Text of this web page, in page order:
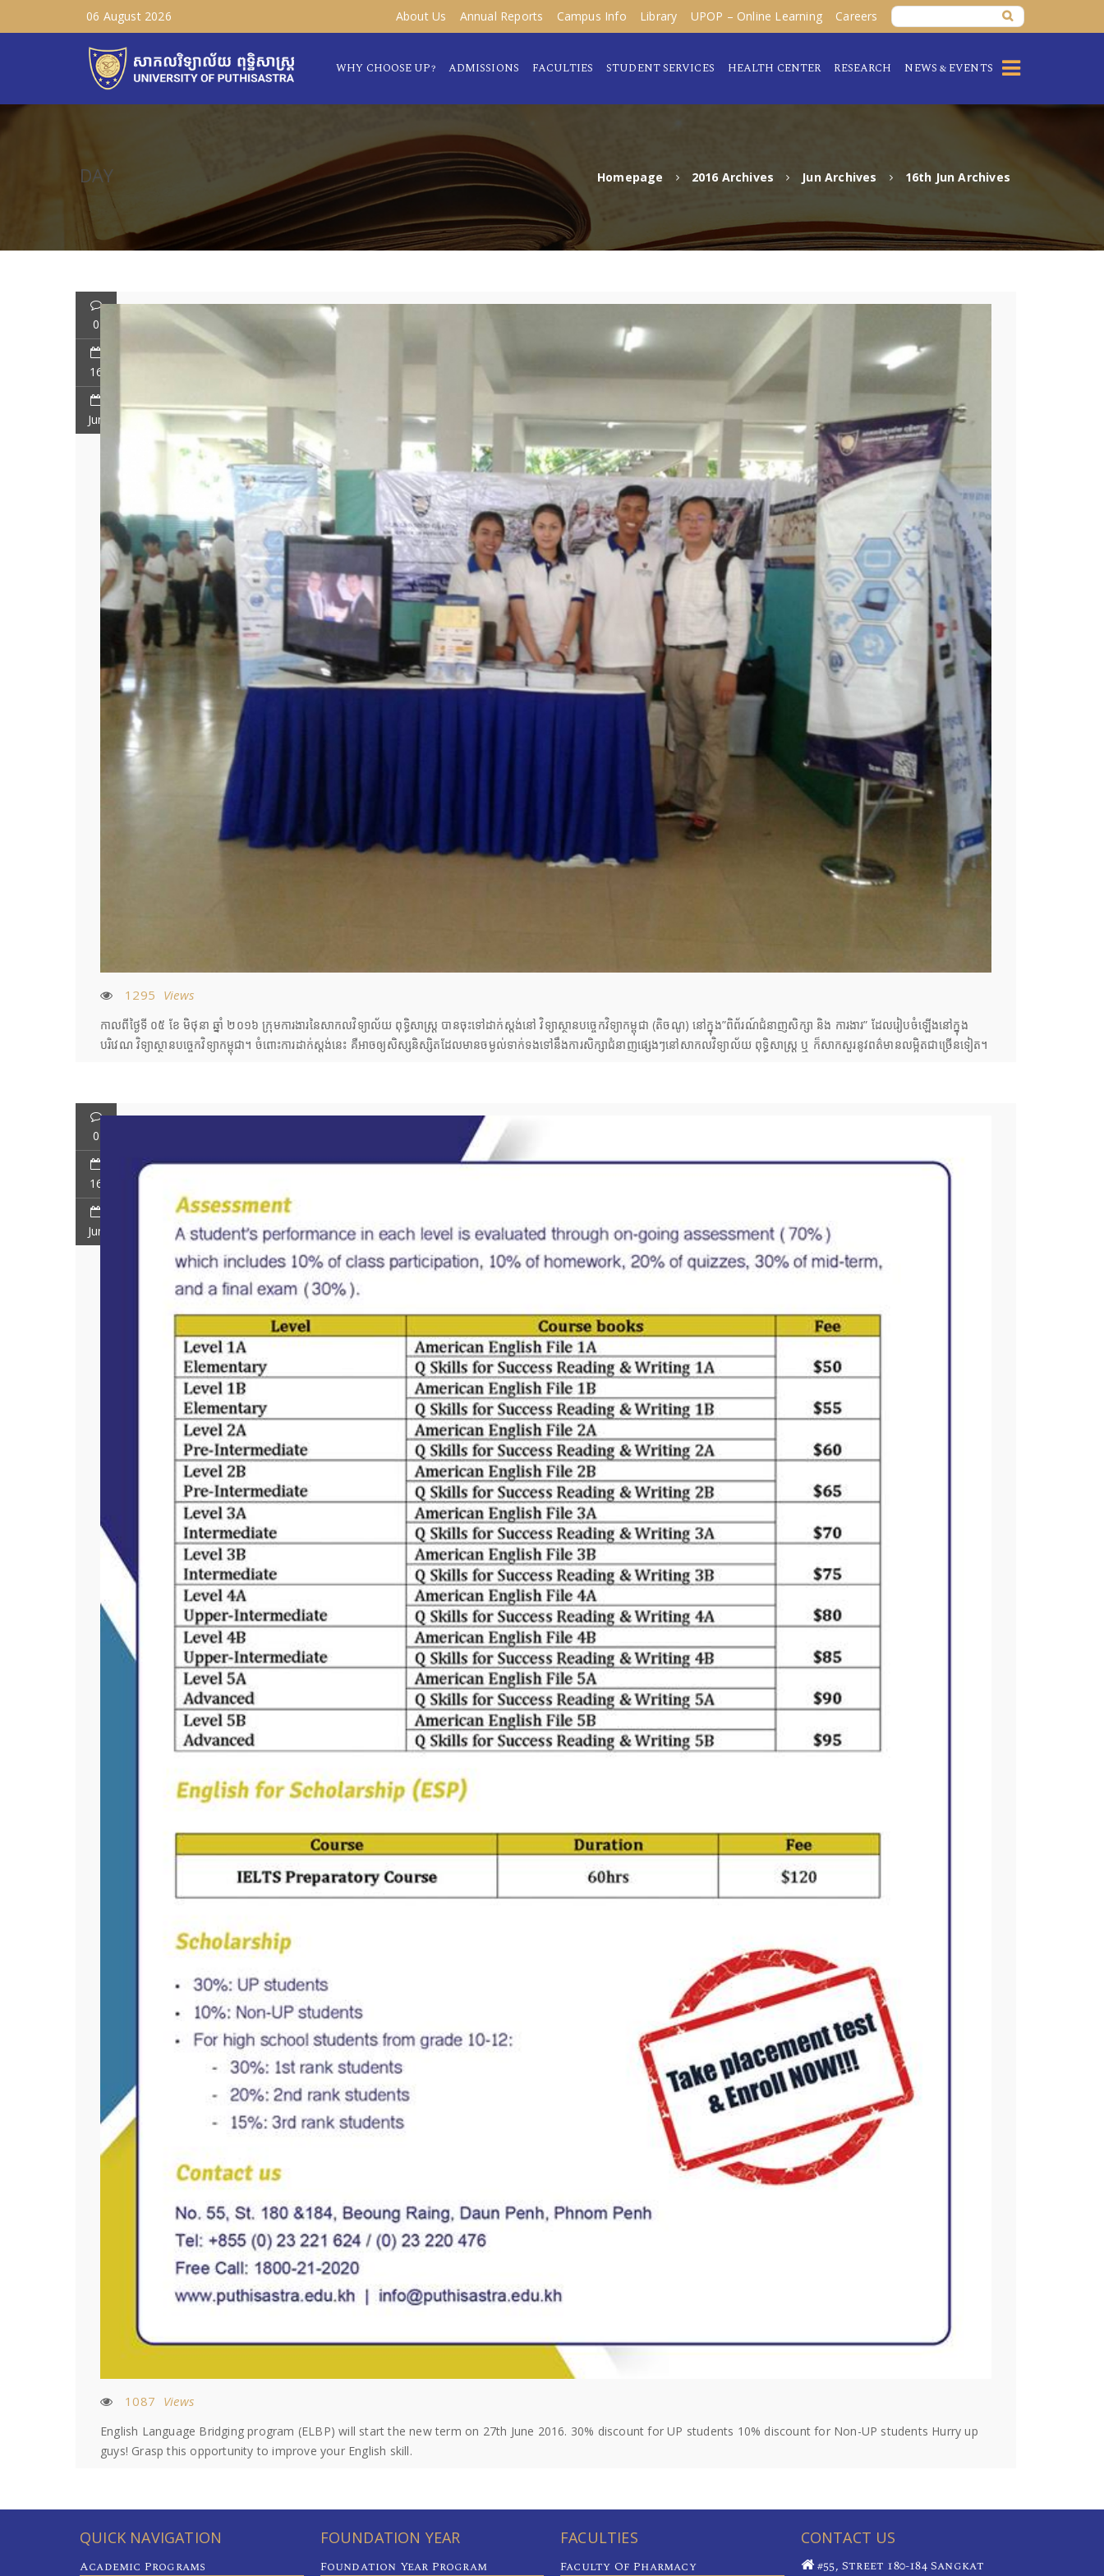
06 August 2026 About Us Annual Reports Campus Info Library UPOP – Online Learning Careers
WHY CHOOSE UP? ADMISSIONS FACULTIES STUDENT SERVICES HEALTH CENTER RESEARCH NEWS & EVENTS
DAY Homepage 2016 Archives Jun Archives 16th Jun Archives
0
16
Jun
1295 Views
កាលពីថ្ងៃទី ០៥ ខែ មិថុនា ឆ្នាំ ២០១៦​ ក្រុមការងារនៃសាកលវិទ្យាល័យ ពុទ្ធិសាស្ត្រ បានចុះទៅដាក់ស្តង់នៅ វិទ្យាស្ថានបច្ចេកវិទ្យាកម្ពុជា (តិចណូ) នៅក្នុង”ពិព័រណ៍ជំនាញសិក្សា និង ការងារ” ដែលរៀបចំឡើងនៅក្នុង
បរិវេណ វិទ្យាស្ថានបច្ចេកវិទ្យាកម្ពុជា។ ចំពោះការដាក់ស្តង់នេះ គឺអាចឲ្យសិស្សនិស្សិតដែលមានចម្ងល់ទាក់ទងទៅនឹងការសិក្សាជំនាញផ្សេងៗ​នៅសាកលវិទ្យាល័យ ពុទ្ធិសាស្ត្រ ឬ ក៏សាកសួរនូវពត៌មានលម្អិតជាច្រើនទៀត។
0
16
Jun
1087 Views
English Language Bridging program (ELBP) will start the new term on 27th June 2016. 30% discount for UP students 10% discount for Non-UP students Hurry up
guys! Grasp this opportunity to improve your English skill.
QUICK NAVIGATION
Academic Programs
FOUNDATION YEAR
Foundation Year Program
FACULTIES
Faculty Of Pharmacy
CONTACT US
#55, Street 180-184 Sangkat